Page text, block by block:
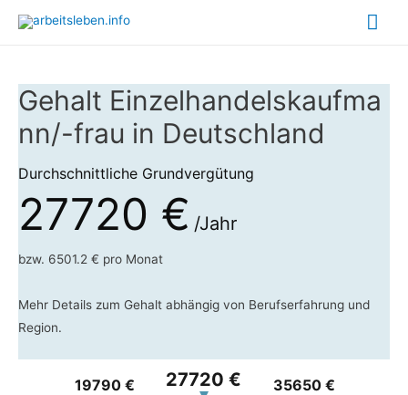
Gehalt Einzelhandelskaufma
nn/-frau in Deutschland
Durchschnittliche Grundvergütung
27720 € /Jahr
bzw. 6501.2 € pro Monat
Mehr Details zum Gehalt abhängig von Berufserfahrung und
Region.
19790 € 27720 € 35650 €